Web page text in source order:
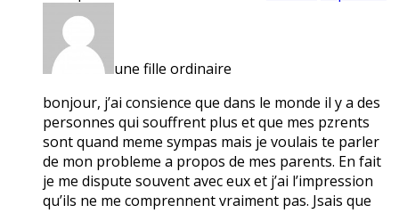
une fille ordinaire
bonjour, j’ai consience que dans le monde il y a des
personnes qui souffrent plus et que mes pzrents
sont quand meme sympas mais je voulais te parler
de mon probleme a propos de mes parents. En fait
je me dispute souvent avec eux et j’ai l’impression
qu’ils ne me comprennent vraiment pas. Jsais que